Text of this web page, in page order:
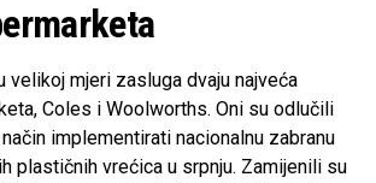
velikoj mjeri zasluga dvaju najveća
Coles i Woolworths. Oni su odlučili
implementirati nacionalnu zabranu
plastičnih vrećica u srpnju. Zamijenili su